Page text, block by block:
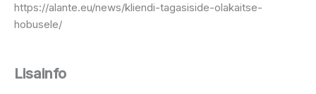
https://alante.eu/news/kliendi-tagasiside-olakaitse-
hobusele/
Lisainfo